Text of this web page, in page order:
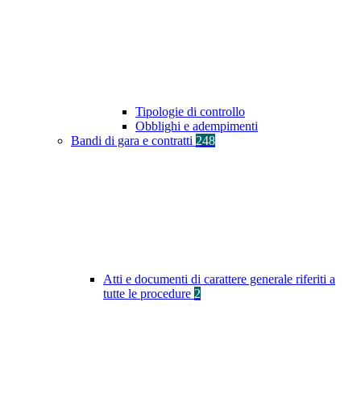
Tipologie di controllo
Obblighi e adempimenti
Bandi di gara e contratti 248
Atti e documenti di carattere generale riferiti a
tutte le procedure 2